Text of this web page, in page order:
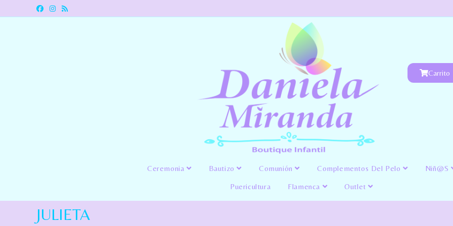
Carrito
Ceremonia Bautizo Comunión Complementos Del Pelo Niñ@s
Puericultura Flamenca Outlet
JULIETA